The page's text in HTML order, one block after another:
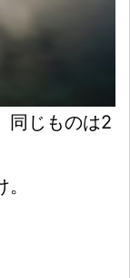
同じものは2